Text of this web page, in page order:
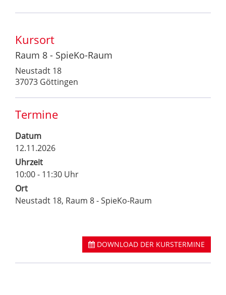
Kursort
Raum 8 - SpieKo-Raum
Neustadt 18
37073 Göttingen
Termine
Datum
12.11.2026
Uhrzeit
10:00 - 11:30 Uhr
Ort
Neustadt 18, Raum 8 - SpieKo-Raum
DOWNLOAD DER KURSTERMINE